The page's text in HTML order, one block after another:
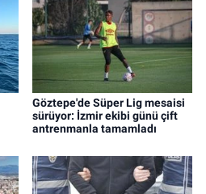
Göztepe'de Süper Lig mesaisi
sürüyor: İzmir ekibi günü çift
antrenmanla tamamladı